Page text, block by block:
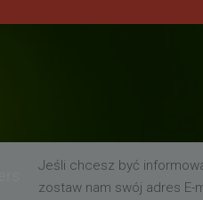
Jeśli chcesz być
zostaw nam swój adres E-